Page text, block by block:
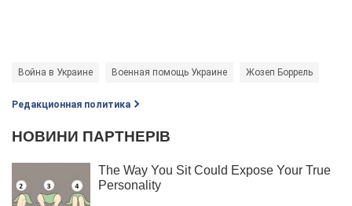
Война в Украине Военная помощь Украине Жозеп Боррель
Редакционная политика